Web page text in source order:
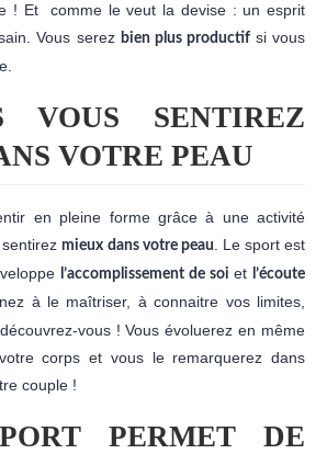
! Et comme le veut la devise : un esprit
Vous serez bien plus productifsi vous
VOUS SENTIREZ
VOTRE PEAU
en pleine forme grâce à une activité
sentirezmieux dans votre peau
. Le sport est
l’accomplissement de soi et l’écoute
à le maîtriser, à connaitre vos limites,
vous ! Vous évoluerez en même
corps et vous le remarquerez dans
couple !
PERMET DE